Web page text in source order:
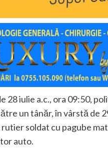
28 iulie a.c., ora 09:50,
un tânăr, în vârstă de
soldat cu pagube
auto.